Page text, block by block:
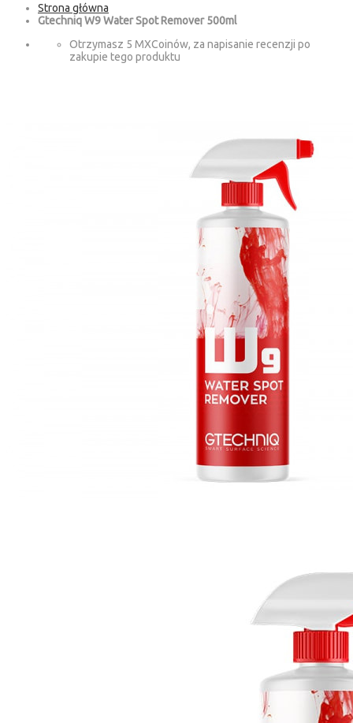
Strona główna
Gtechniq W9 Water Spot Remover 500ml
Otrzymasz 5 MXCoinów, za napisanie recenzji po
zakupie tego produktu